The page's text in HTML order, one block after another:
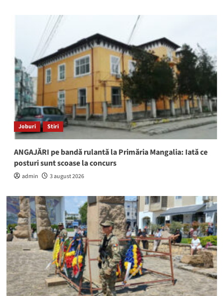
Joburi Stiri
ANGAJĂRI pe bandă rulantă la Primăria Mangalia: Iată ce
posturi sunt scoase la concurs
admin 3 august 2026